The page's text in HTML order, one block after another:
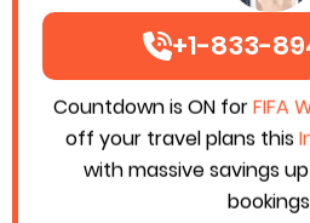
+1-833-
Countdown is ON forFIFA
off your travel plans this
with massive savings